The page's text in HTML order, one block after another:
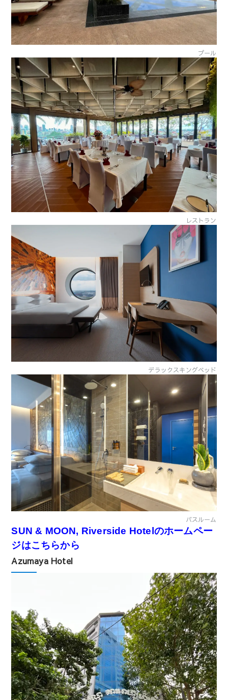
プール
レストラン
デラックスキングベッド
バスルーム
SUN & MOON, Riverside Hotelのホームペー
ジはこちらから
Azumaya Hotel